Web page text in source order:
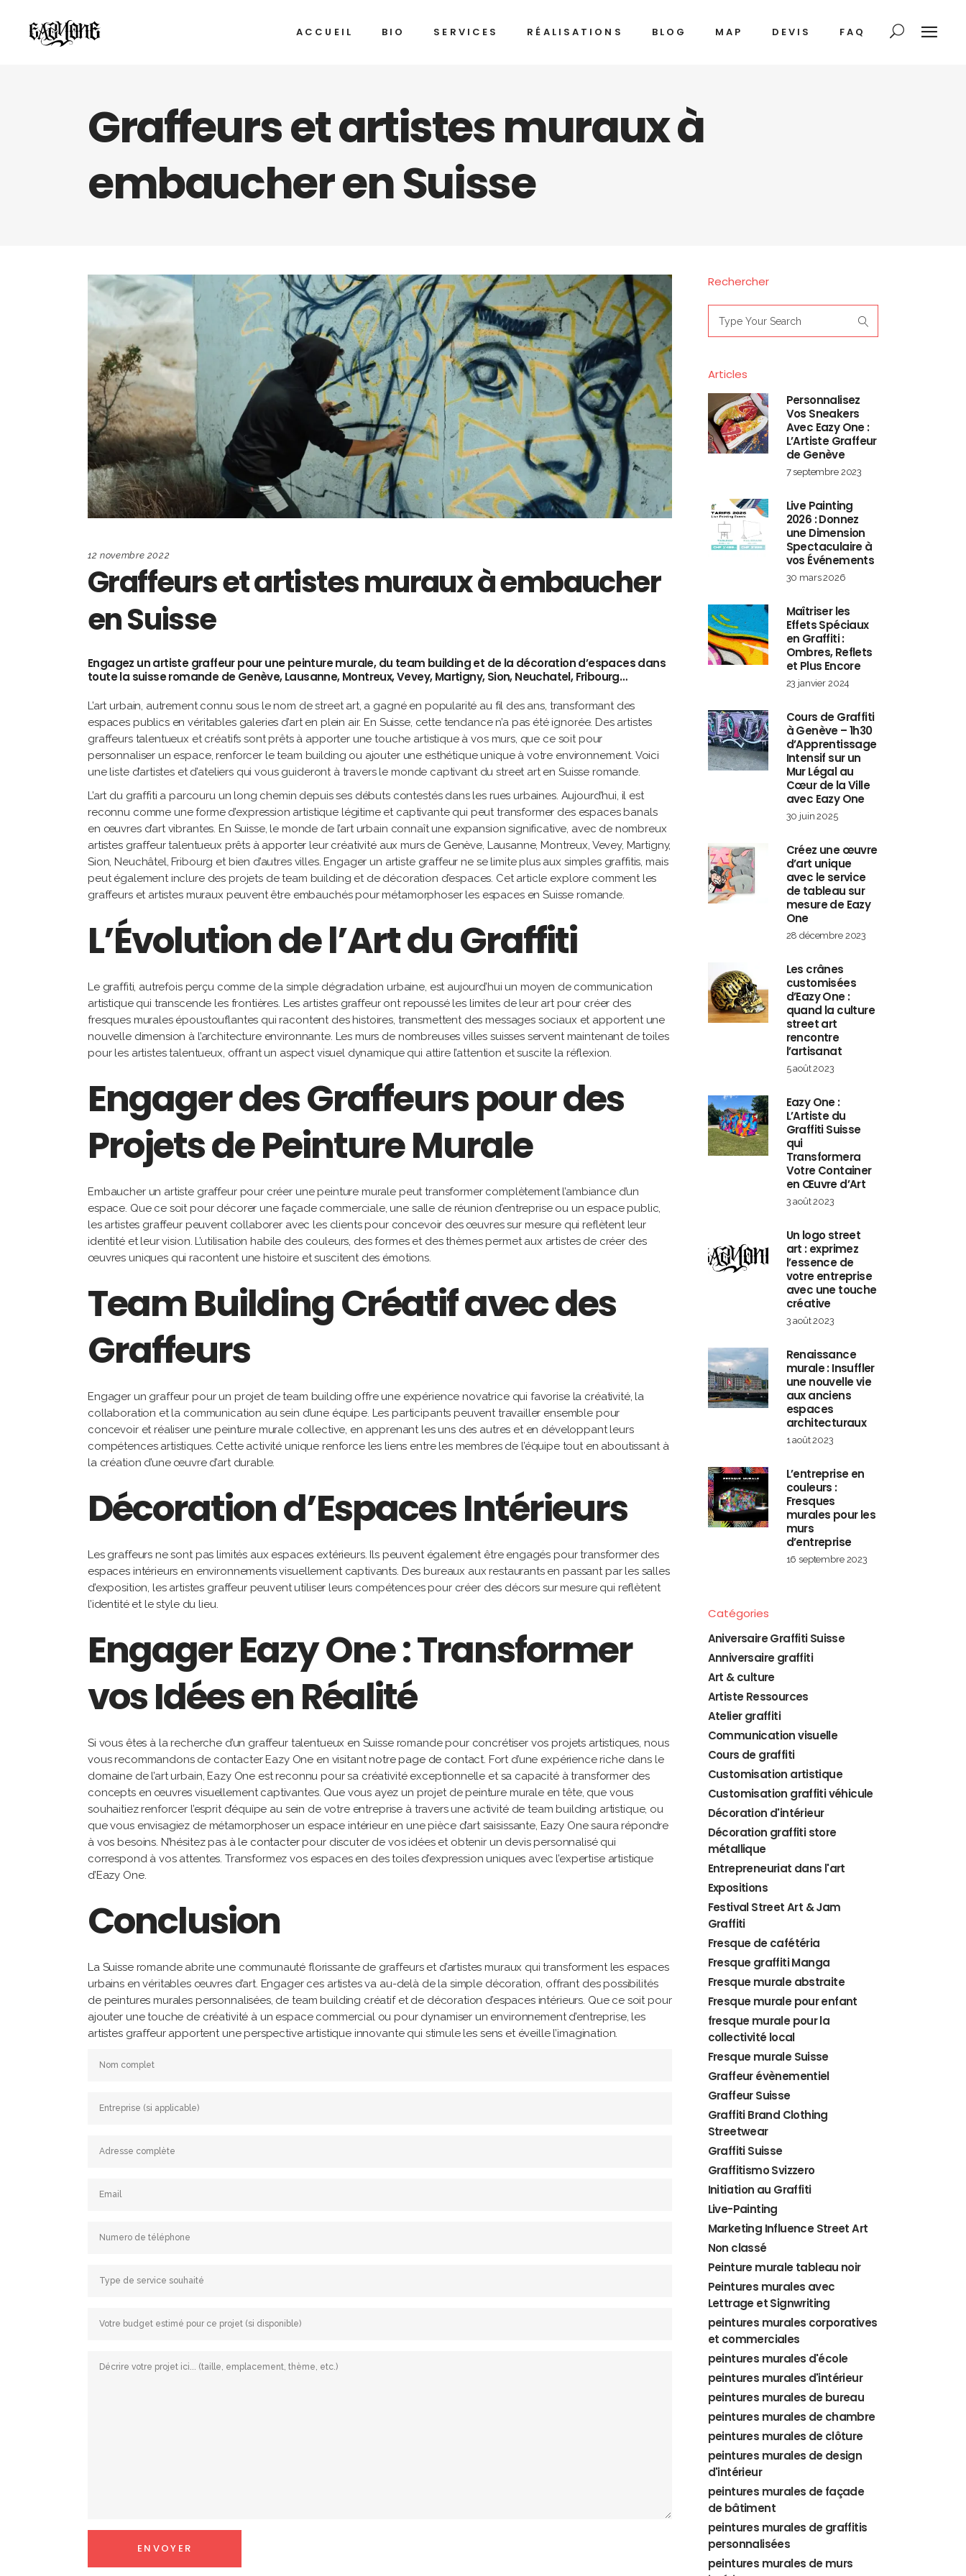
ACCUEIL BIO SERVICES RÉALISATIONS BLOG MAP DEVIS FAQ
Graffeurs et artistes muraux à
embaucher en Suisse
12 novembre 2022
Graffeurs et artistes muraux à embaucher
en Suisse
Engagez un artiste graffeur pour une peinture murale, du team building et de la décoration d’espaces dans
toute la suisse romande de Genève, Lausanne, Montreux, Vevey, Martigny, Sion, Neuchatel, Fribourg…
L’art urbain, autrement connu sous le nom de street art, a gagné en popularité au fil des ans, transformant des
espaces publics en véritables galeries d’art en plein air. En Suisse, cette tendance n’a pas été ignorée. Des artistes
graffeurs talentueux et créatifs sont prêts à apporter une touche artistique à vos murs, que ce soit pour
personnaliser un espace, renforcer le team building ou ajouter une esthétique unique à votre environnement. Voici
une liste d’artistes et d’ateliers qui vous guideront à travers le monde captivant du street art en Suisse romande.
L’art du graffiti a parcouru un long chemin depuis ses débuts contestés dans les rues urbaines. Aujourd’hui, il est
reconnu comme une forme d’expression artistique légitime et captivante qui peut transformer des espaces banals
en œuvres d’art vibrantes. En Suisse, le monde de l’art urbain connaît une expansion significative, avec de nombreux
artistes graffeur talentueux prêts à apporter leur créativité aux murs de Genève, Lausanne, Montreux, Vevey, Martigny,
Sion, Neuchâtel, Fribourg et bien d’autres villes. Engager un artiste graffeur ne se limite plus aux simples graffitis, mais
peut également inclure des projets de team building et de décoration d’espaces. Cet article explore comment les
graffeurs et artistes muraux peuvent être embauchés pour métamorphoser les espaces en Suisse romande.
L’Évolution de l’Art du Graffiti
Le graffiti, autrefois perçu comme de la simple dégradation urbaine, est aujourd’hui un moyen de communication
artistique qui transcende les frontières. Les artistes graffeur ont repoussé les limites de leur art pour créer des
fresques murales époustouflantes qui racontent des histoires, transmettent des messages sociaux et apportent une
nouvelle dimension à l’architecture environnante. Les murs de nombreuses villes suisses servent maintenant de toiles
pour les artistes talentueux, offrant un aspect visuel dynamique qui attire l’attention et suscite la réflexion.
Engager des Graffeurs pour des
Projets de Peinture Murale
Embaucher un artiste graffeur pour créer une peinture murale peut transformer complètement l’ambiance d’un
espace. Que ce soit pour décorer une façade commerciale, une salle de réunion d’entreprise ou un espace public,
les artistes graffeur peuvent collaborer avec les clients pour concevoir des œuvres sur mesure qui reflètent leur
identité et leur vision. L’utilisation habile des couleurs, des formes et des thèmes permet aux artistes de créer des
œuvres uniques qui racontent une histoire et suscitent des émotions.
Team Building Créatif avec des
Graffeurs
Engager un graffeur pour un projet de team building offre une expérience novatrice qui favorise la créativité, la
collaboration et la communication au sein d’une équipe. Les participants peuvent travailler ensemble pour
concevoir et réaliser une peinture murale collective, en apprenant les uns des autres et en développant leurs
compétences artistiques. Cette activité unique renforce les liens entre les membres de l’équipe tout en aboutissant à
la création d’une œuvre d’art durable.
Décoration d’Espaces Intérieurs
Les graffeurs ne sont pas limités aux espaces extérieurs. Ils peuvent également être engagés pour transformer des
espaces intérieurs en environnements visuellement captivants. Des bureaux aux restaurants en passant par les salles
d’exposition, les artistes graffeur peuvent utiliser leurs compétences pour créer des décors sur mesure qui reflètent
l’identité et le style du lieu.
Engager Eazy One : Transformer
vos Idées en Réalité
Si vous êtes à la recherche d’un graffeur talentueux en Suisse romande pour concrétiser vos projets artistiques, nous
vous recommandons de contacter Eazy One en visitantnotre page de contact. Fort d’une expérience riche dans le
domaine de l’art urbain, Eazy One est reconnu pour sa créativité exceptionnelle et sa capacité à transformer des
concepts en œuvres visuellement captivantes. Que vous ayez un projet de peinture murale en tête, que vous
souhaitiez renforcer l’esprit d’équipe au sein de votre entreprise à travers une activité de team building artistique, ou
que vous envisagiez de métamorphoser un espace intérieur en une pièce d’art saisissante, Eazy One saura répondre
à vos besoins. N’hésitez pas àle contacterpour discuter de vos idées et obtenir un devis personnalisé qui
correspond à vos attentes. Transformez vos espaces en des toiles d’expression uniques avec l’expertise artistique
d’Eazy One.
Conclusion
La Suisse romande abrite une communauté florissante de graffeurs et d’artistes muraux qui transforment les espaces
urbains en véritables œuvres d’art. Engager ces artistes va au-delà de la simple décoration, offrant des possibilités
de peintures murales personnalisées, de team building créatif et de décoration d’espaces intérieurs. Que ce soit pour
ajouter une touche de créativité à un espace commercial ou pour dynamiser un environnement d’entreprise, les
artistes graffeur apportent une perspective artistique innovante qui stimule les sens et éveille l’imagination.
Rechercher
for:
Articles
Personnalisez
Vos Sneakers
Avec Eazy One :
L’Artiste Graffeur
de Genève
7 septembre 2023
Live Painting
2026 : Donnez
une Dimension
Spectaculaire à
vos Événements
30 mars 2026
Maîtriser les
Effets Spéciaux
en Graffiti :
Ombres, Reflets
et Plus Encore
23 janvier 2024
Cours de Graffiti
à Genève – 1h30
d’Apprentissage
Intensif sur un
Mur Légal au
Cœur de la Ville
avec Eazy One
30 juin 2025
Créez une œuvre
d’art unique
avec le service
de tableau sur
mesure de Eazy
One
28 décembre 2023
Les crânes
customisées
d’Eazy One :
quand la culture
street art
rencontre
l’artisanat
5 août 2023
Eazy One :
L’Artiste du
Graffiti Suisse
qui
Transformera
Votre Container
en Œuvre d’Art
3 août 2023
Un logo street
art : exprimez
l’essence de
votre entreprise
avec une touche
créative
3 août 2023
Renaissance
murale : Insuffler
une nouvelle vie
aux anciens
espaces
architecturaux
1 août 2023
L’entreprise en
couleurs :
Fresques
murales pour les
murs
d’entreprise
16 septembre 2023
Catégories
Aniversaire Graffiti Suisse
Anniversaire graffiti
Art & culture
Artiste Ressources
Atelier graffiti
Communication visuelle
Cours de graffiti
Customisation artistique
Customisation graffiti véhicule
Décoration d'intérieur
Décoration graffiti store
métallique
Entrepreneuriat dans l'art
Expositions
Festival Street Art & Jam
Graffiti
Fresque de cafétéria
Fresque graffiti Manga
Fresque murale abstraite
Fresque murale pour enfant
fresque murale pour la
collectivité local
Fresque murale Suisse
Graffeur évènementiel
Graffeur Suisse
Graffiti Brand Clothing
Streetwear
Graffiti Suisse
Graffitismo Svizzero
Initiation au Graffiti
Live-Painting
Marketing Influence Street Art
Non classé
Peinture murale tableau noir
Peintures murales avec
Lettrage et Signwriting
peintures murales corporatives
et commerciales
peintures murales d'école
peintures murales d'intérieur
peintures murales de bureau
peintures murales de chambre
peintures murales de clôture
peintures murales de design
d'intérieur
peintures murales de façade
de bâtiment
peintures murales de graffitis
personnalisées
peintures murales de murs